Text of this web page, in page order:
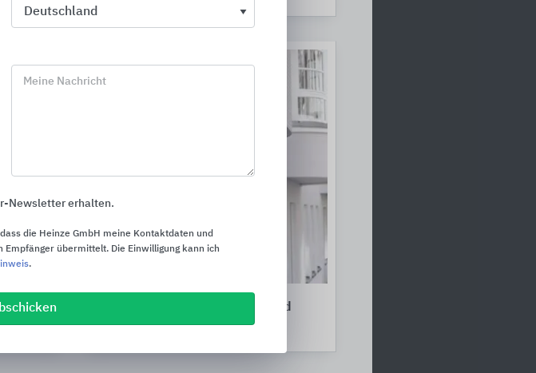
Produkte für Fassade und Wand
Meine Nachricht
Newsletter erhalten.
die Heinze GmbH meine Kontaktdaten und
übermittelt. Die Einwilligung kann ich
.